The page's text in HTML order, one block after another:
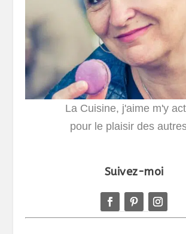
La Cuisine, j'aime m'y
pour le plaisir des
Suivez-moi